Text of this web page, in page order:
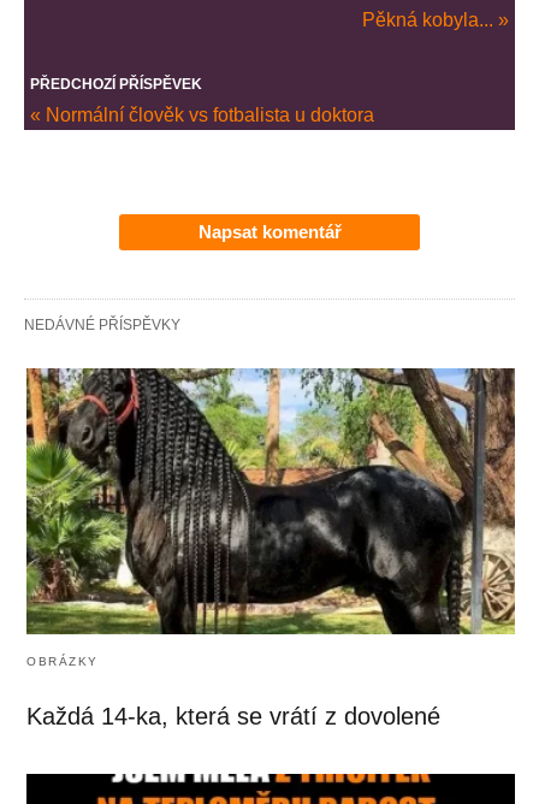
Pěkná kobyla... »
PŘEDCHOZÍ PŘÍSPĚVEK
« Normální člověk vs fotbalista u doktora
Napsat komentář
NEDÁVNÉ PŘÍSPĚVKY
OBRÁZKY
Každá 14-ka, která se vrátí z dovolené